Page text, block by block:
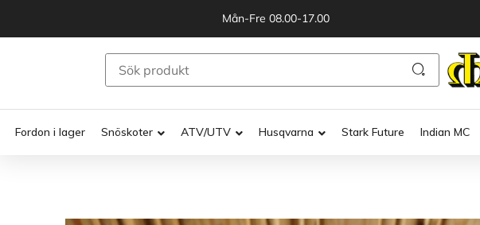
Mån-Fre 08.00-17.00
Fordon i lager Snöskoter ATV/UTV Husqvarna Stark Future Indian MC